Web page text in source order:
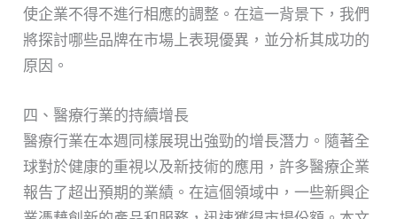
使企業不得不進行相應的調整。在這一背景下，我們
將探討哪些品牌在市場上表現優異，並分析其成功的
原因。
四、醫療行業的持續增長
醫療行業在本週同樣展現出強勁的增長潛力。隨著全
球對於健康的重視以及新技術的應用，許多醫療企業
報告了超出預期的業績。在這個領域中，一些新興企